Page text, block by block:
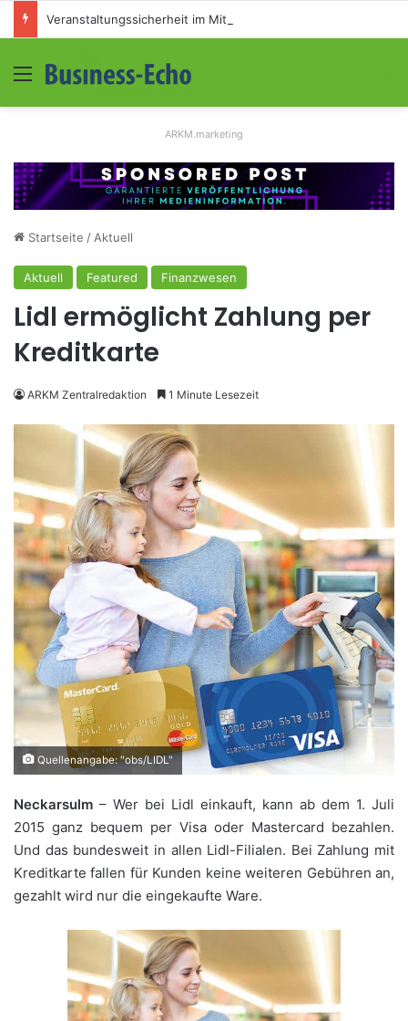
Menü
ARKM.marketing
Startseite / Aktuell
Aktuell Featured Finanzwesen
Lidl ermöglicht Zahlung per
Kreditkarte
ARKM Zentralredaktion 1 Minute Lesezeit
Quellenangabe: "obs/LIDL"
Neckarsulm – Wer bei Lidl einkauft, kann ab dem 1. Juli
2015 ganz bequem per Visa oder Mastercard bezahlen.
Und das bundesweit in allen Lidl-Filialen. Bei Zahlung mit
Kreditkarte fallen für Kunden keine weiteren Gebühren an,
gezahlt wird nur die eingekaufte Ware.